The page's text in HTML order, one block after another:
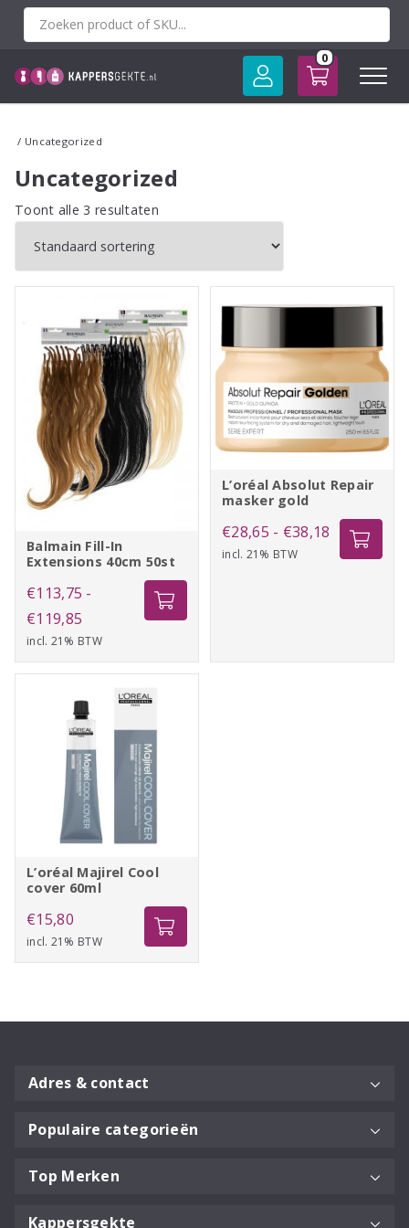
Spring
0
/ Uncategorized
Uncategorized
Toont alle 3 resultaten
Balmain Fill-In
Extensions 40cm 50st
€113,75 -
€119,85 Prijsklasse:
€113,75
tot
€119,85
incl. 21% BTW
L’oréal Absolut Repair
masker gold
€28,65 - €38,18 Prijsklasse:
€28,65
incl. 21% BTW
L’oréal Majirel Cool
cover 60ml
€15,80
incl. 21% BTW
Adres & contact
Populaire categorieën
Top Merken
Kappersgekte